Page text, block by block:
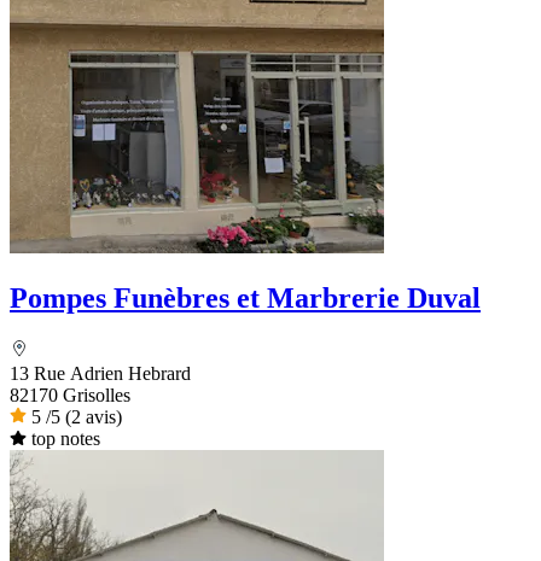
Pompes Funèbres et Marbrerie Duval
13 Rue Adrien Hebrard
82170 Grisolles
5 /5 (2 avis)
top notes